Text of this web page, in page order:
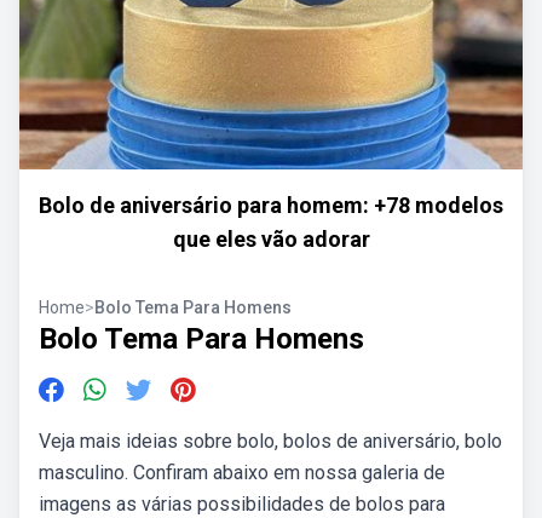
Bolo de aniversário para homem: +78 modelos
que eles vão adorar
Home>Bolo Tema Para Homens
Bolo Tema Para Homens
Veja mais ideias sobre bolo, bolos de aniversário, bolo
masculino. Confiram abaixo em nossa galeria de
imagens as várias possibilidades de bolos para